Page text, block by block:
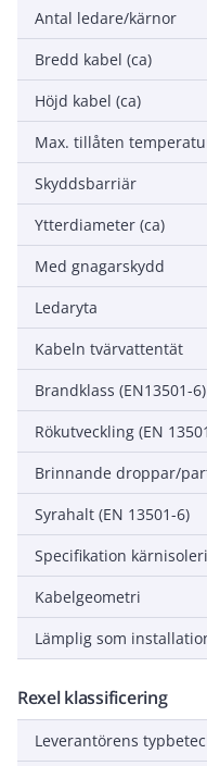
Antal ledare/kärnor
Bredd kabel (ca)
Höjd kabel (ca)
Skyddsbarriär
Ytterdiameter (ca)
Med gnagarskydd
Ledaryta
Kabeln tvärvattentät
Brandklass (EN13501-6)
Syrahalt (EN 13501-6)
Kabelgeometri
Rexel klassificering